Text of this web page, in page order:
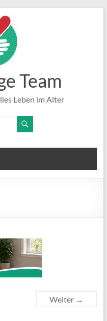
Team
Leben im Alter
Weiter →